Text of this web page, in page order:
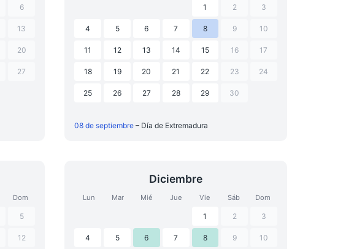
6
13
20
27
1 2 3
4 5 6 7 8 9 10
11 12 13 14 15 16 17
18 19 20 21 22 23 24
25 26 27 28 29 30
08 de septiembre– Día de Extremadura
Dom
5
12
Diciembre
Lun Mar Mié Jue Vie Sáb Dom
1 2 3
4 5 6 7 8 9 10